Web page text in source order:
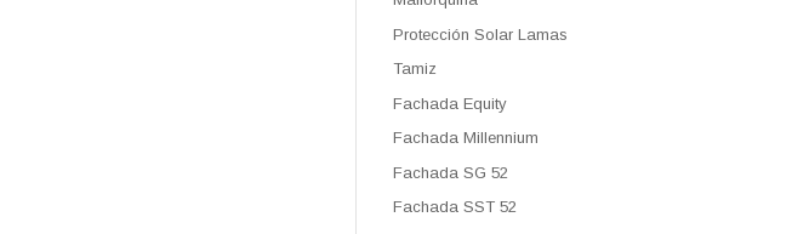
Protección Solar Lamas
Tamiz
Fachada Equity
Fachada Millennium
Fachada SG 52
Fachada SST 52